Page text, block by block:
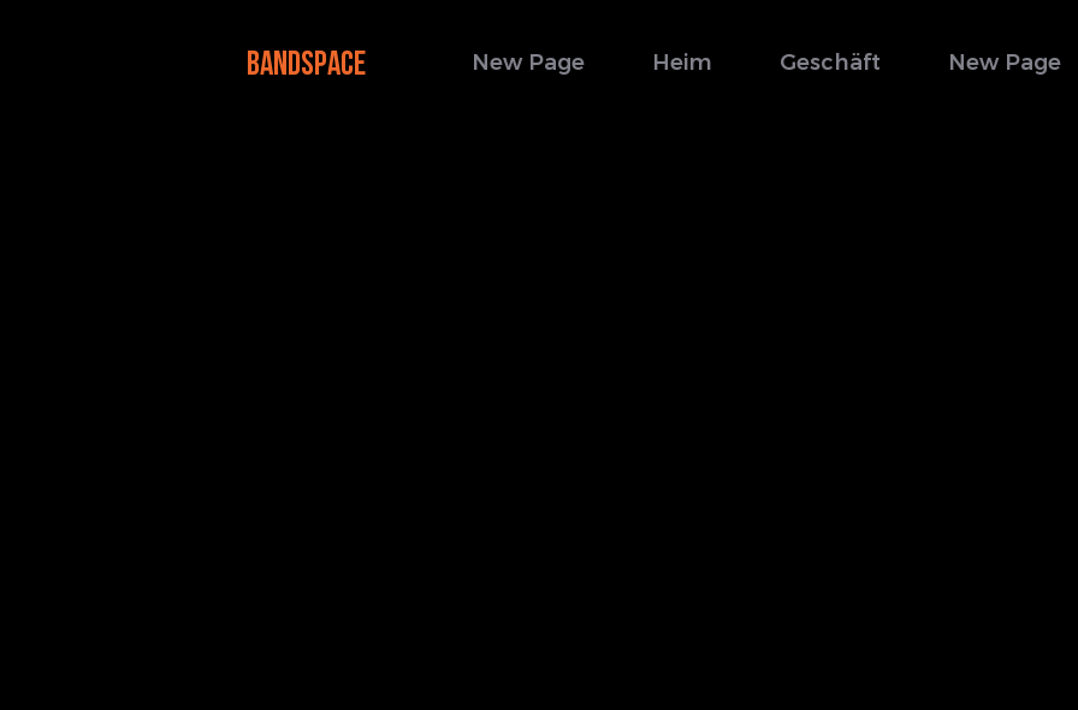
BANDSPACE New Page Heim Geschäft New Page